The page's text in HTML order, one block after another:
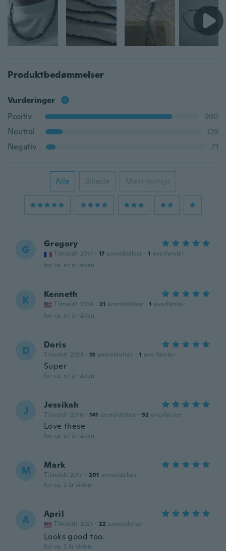
Produktbedømmelser
Vurderinger
Positiv
990
Neutral
129
Negativ
71
Alle Billede Mest nyttigt
G Gregory
Tilmeldt 2017 · 17 anmeldelser · 1 overførsler
for ca. et år siden
K Kenneth
Tilmeldt 2018 · 21 anmeldelser · 1 overførsler
for ca. et år siden
D Doris
Tilmeldt 2023 · 13 anmeldelser · 1 overførsler
Super
for ca. et år siden
J Jessikah
Tilmeldt 2016 · 141 anmeldelser · 52 overførsler
Love these
for ca. et år siden
M Mark
Tilmeldt 2017 · 201 anmeldelser
for ca. 2 år siden
A April
Tilmeldt 2021 · 22 anmeldelser
Looks good too.
for ca. 2 år siden